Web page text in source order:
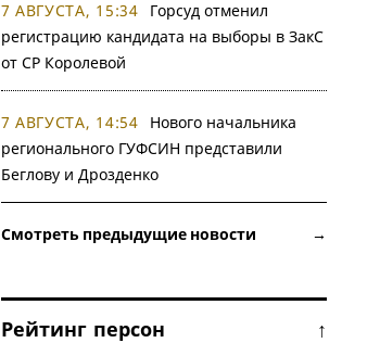
7 АВГУСТА, 15:34
Горсуд отменил
регистрацию кандидата на выборы в ЗакС
от СР Королевой
7 АВГУСТА, 14:54
Нового начальника
регионального ГУФСИН представили
Беглову и Дрозденко
Смотреть предыдущие новости →
Рейтинг персон ↑